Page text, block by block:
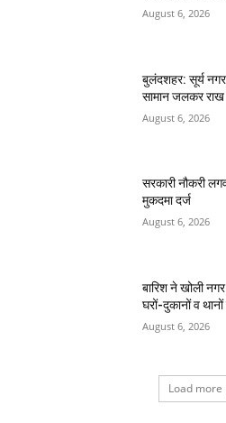
August 6, 2026
बुलंदशहर: सूर्य
सामान जलकर राख
August 6, 2026
सरकारी नौकरी
मुकदमा दर्ज
August 6, 2026
बारिश ने खोली
घरों-दुकानों व थानों
August 6, 2026
Load more